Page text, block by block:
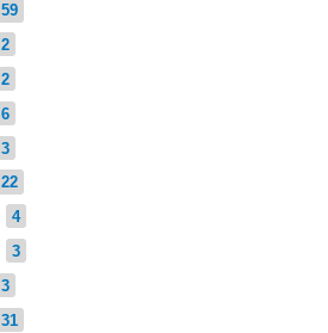
59
2
2
6
3
22
4
3
3
31